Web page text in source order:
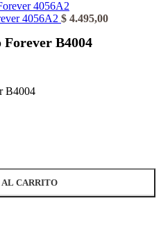
4056A2 $ 4.495,00
Forever B4004
B4004
cantidad
CARRITO